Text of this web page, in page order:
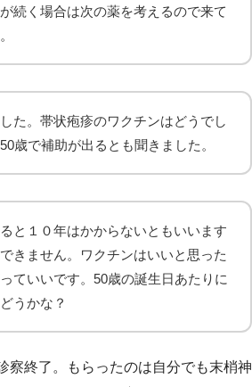
続く場合は次の薬を考えるので来て
た。帯状疱疹のワクチンはどうでし
歳で補助が出るとも聞きました。
と１０年はかからないともいいます
きません。ワクチンはいいと思った
ていいです。50歳の誕生日あたりに
うかな？
察終了。もらったのは自分でも末梢神